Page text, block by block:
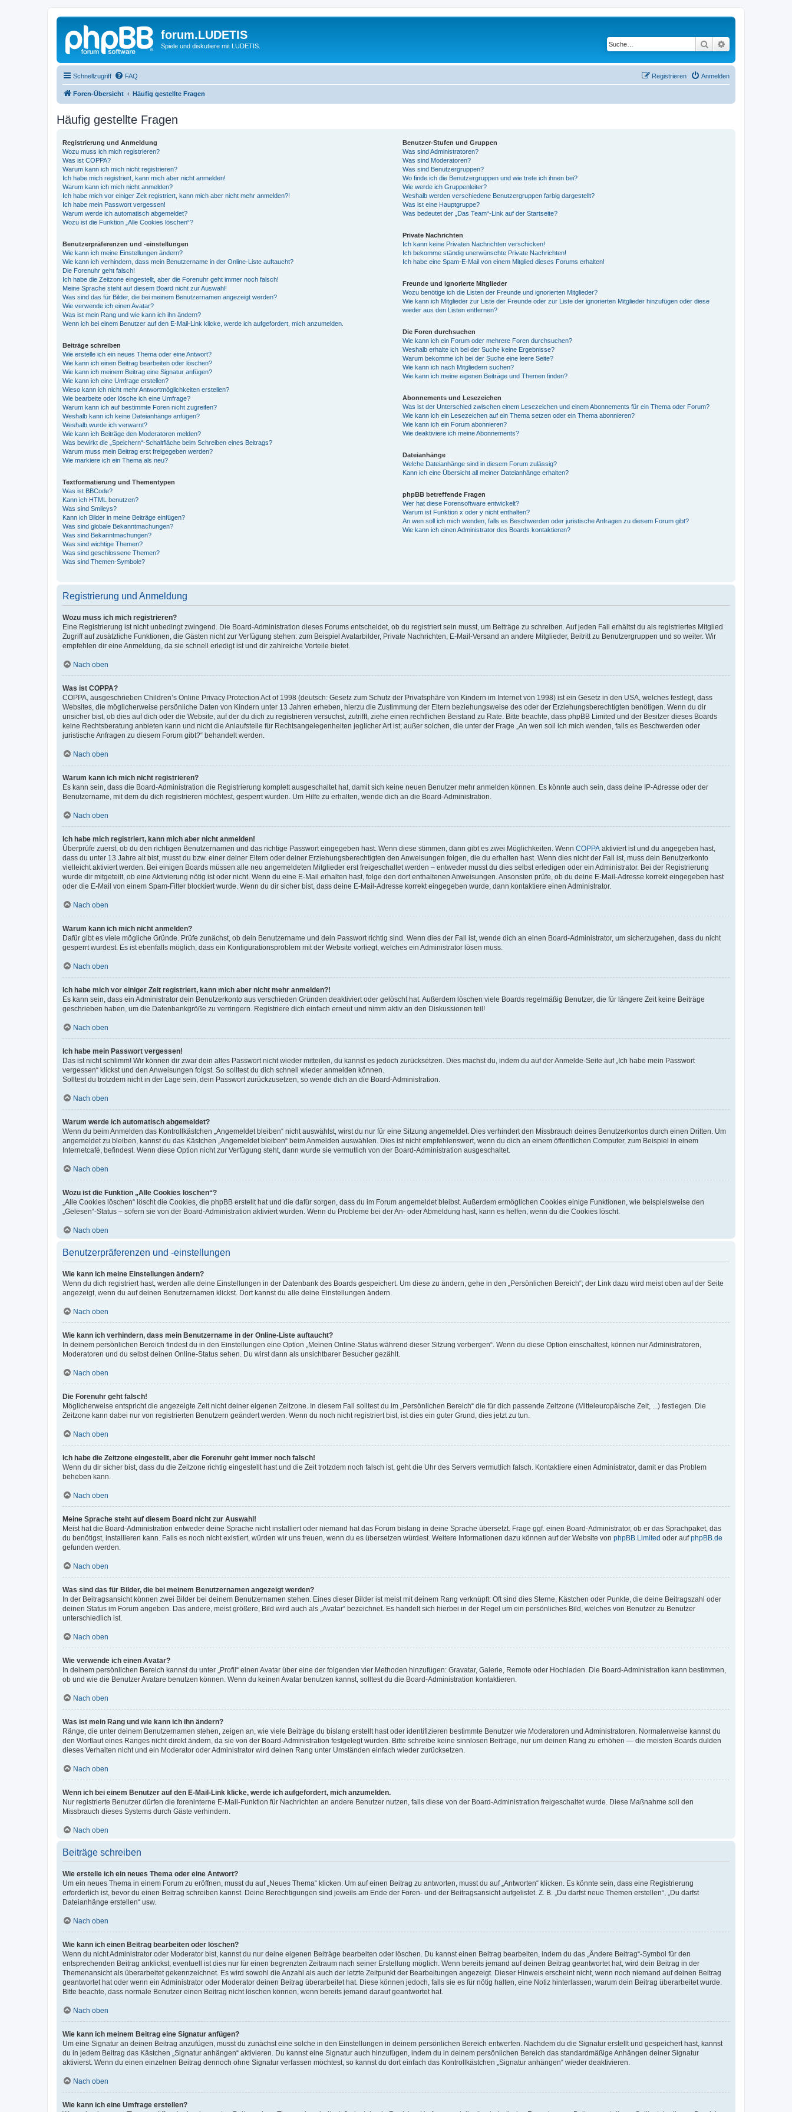
forum.LUDETIS
Spiele und diskutiere mit LUDETIS. Suche
Schnellzugriff FAQ Anmelden
Registrieren
Foren-Übersicht Häufig gestellte Fragen
Häufig gestellte Fragen
Registrierung und Anmeldung
Wozu muss ich mich registrieren?
Was ist COPPA?
Warum kann ich mich nicht registrieren?
Ich habe mich registriert, kann mich aber nicht anmelden!
Warum kann ich mich nicht anmelden?
Ich habe mich vor einiger Zeit registriert, kann mich aber nicht mehr anmelden?!
Ich habe mein Passwort vergessen!
Warum werde ich automatisch abgemeldet?
Wozu ist die Funktion „Alle Cookies löschen“?
Benutzerpräferenzen und -einstellungen
Wie kann ich meine Einstellungen ändern?
Wie kann ich verhindern, dass mein Benutzername in der Online-Liste auftaucht?
Die Forenuhr geht falsch!
Ich habe die Zeitzone eingestellt, aber die Forenuhr geht immer noch falsch!
Meine Sprache steht auf diesem Board nicht zur Auswahl!
Was sind das für Bilder, die bei meinem Benutzernamen angezeigt werden?
Wie verwende ich einen Avatar?
Was ist mein Rang und wie kann ich ihn ändern?
Wenn ich bei einem Benutzer auf den E-Mail-Link klicke, werde ich aufgefordert, mich anzumelden.
Beiträge schreiben
Wie erstelle ich ein neues Thema oder eine Antwort?
Wie kann ich einen Beitrag bearbeiten oder löschen?
Wie kann ich meinem Beitrag eine Signatur anfügen?
Wie kann ich eine Umfrage erstellen?
Wieso kann ich nicht mehr Antwortmöglichkeiten erstellen?
Wie bearbeite oder lösche ich eine Umfrage?
Warum kann ich auf bestimmte Foren nicht zugreifen?
Weshalb kann ich keine Dateianhänge anfügen?
Weshalb wurde ich verwarnt?
Wie kann ich Beiträge den Moderatoren melden?
Was bewirkt die „Speichern“-Schaltfläche beim Schreiben eines Beitrags?
Warum muss mein Beitrag erst freigegeben werden?
Wie markiere ich ein Thema als neu?
Textformatierung und Thementypen
Was ist BBCode?
Kann ich HTML benutzen?
Was sind Smileys?
Kann ich Bilder in meine Beiträge einfügen?
Was sind globale Bekanntmachungen?
Was sind Bekanntmachungen?
Was sind wichtige Themen?
Was sind geschlossene Themen?
Was sind Themen-Symbole?
Benutzer-Stufen und Gruppen
Was sind Administratoren?
Was sind Moderatoren?
Was sind Benutzergruppen?
Wo finde ich die Benutzergruppen und wie trete ich ihnen bei?
Wie werde ich Gruppenleiter?
Weshalb werden verschiedene Benutzergruppen farbig dargestellt?
Was ist eine Hauptgruppe?
Was bedeutet der „Das Team“-Link auf der Startseite?
Private Nachrichten
Ich kann keine Privaten Nachrichten verschicken!
Ich bekomme ständig unerwünschte Private Nachrichten!
Ich habe eine Spam-E-Mail von einem Mitglied dieses Forums erhalten!
Freunde und ignorierte Mitglieder
Wozu benötige ich die Listen der Freunde und ignorierten Mitglieder?
Wie kann ich Mitglieder zur Liste der Freunde oder zur Liste der ignorierten Mitglieder hinzufügen oder diese
wieder aus den Listen entfernen?
Die Foren durchsuchen
Wie kann ich ein Forum oder mehrere Foren durchsuchen?
Weshalb erhalte ich bei der Suche keine Ergebnisse?
Warum bekomme ich bei der Suche eine leere Seite?
Wie kann ich nach Mitgliedern suchen?
Wie kann ich meine eigenen Beiträge und Themen finden?
Abonnements und Lesezeichen
Was ist der Unterschied zwischen einem Lesezeichen und einem Abonnements für ein Thema oder Forum?
Wie kann ich ein Lesezeichen auf ein Thema setzen oder ein Thema abonnieren?
Wie kann ich ein Forum abonnieren?
Wie deaktiviere ich meine Abonnements?
Dateianhänge
Welche Dateianhänge sind in diesem Forum zulässig?
Kann ich eine Übersicht all meiner Dateianhänge erhalten?
phpBB betreffende Fragen
Wer hat diese Forensoftware entwickelt?
Warum ist Funktion x oder y nicht enthalten?
An wen soll ich mich wenden, falls es Beschwerden oder juristische Anfragen zu diesem Forum gibt?
Wie kann ich einen Administrator des Boards kontaktieren?
Registrierung und Anmeldung
Wozu muss ich mich registrieren?
Eine Registrierung ist nicht unbedingt zwingend. Die Board-Administration dieses Forums entscheidet, ob du registriert sein musst, um Beiträge zu schreiben. Auf jeden Fall erhältst du als registriertes Mitglied
Zugriff auf zusätzliche Funktionen, die Gästen nicht zur Verfügung stehen: zum Beispiel Avatarbilder, Private Nachrichten, E-Mail-Versand an andere Mitglieder, Beitritt zu Benutzergruppen und so weiter. Wir
empfehlen dir eine Anmeldung, da sie schnell erledigt ist und dir zahlreiche Vorteile bietet.
Nach oben
Was ist COPPA?
COPPA, ausgeschrieben Children’s Online Privacy Protection Act of 1998 (deutsch: Gesetz zum Schutz der Privatsphäre von Kindern im Internet von 1998) ist ein Gesetz in den USA, welches festlegt, dass
Websites, die möglicherweise persönliche Daten von Kindern unter 13 Jahren erheben, hierzu die Zustimmung der Eltern beziehungsweise des oder der Erziehungsberechtigten benötigen. Wenn du dir
unsicher bist, ob dies auf dich oder die Website, auf der du dich zu registrieren versuchst, zutrifft, ziehe einen rechtlichen Beistand zu Rate. Bitte beachte, dass phpBB Limited und der Besitzer dieses Boards
keine Rechtsberatung anbieten kann und nicht die Anlaufstelle für Rechtsangelegenheiten jeglicher Art ist; außer solchen, die unter der Frage „An wen soll ich mich wenden, falls es Beschwerden oder
juristische Anfragen zu diesem Forum gibt?“ behandelt werden.
Nach oben
Warum kann ich mich nicht registrieren?
Es kann sein, dass die Board-Administration die Registrierung komplett ausgeschaltet hat, damit sich keine neuen Benutzer mehr anmelden können. Es könnte auch sein, dass deine IP-Adresse oder der
Benutzername, mit dem du dich registrieren möchtest, gesperrt wurden. Um Hilfe zu erhalten, wende dich an die Board-Administration.
Nach oben
Ich habe mich registriert, kann mich aber nicht anmelden!
Überprüfe zuerst, ob du den richtigen Benutzernamen und das richtige Passwort eingegeben hast. Wenn diese stimmen, dann gibt es zwei Möglichkeiten. Wenn COPPA aktiviert ist und du angegeben hast,
dass du unter 13 Jahre alt bist, musst du bzw. einer deiner Eltern oder deiner Erziehungsberechtigten den Anweisungen folgen, die du erhalten hast. Wenn dies nicht der Fall ist, muss dein Benutzerkonto
vielleicht aktiviert werden. Bei einigen Boards müssen alle neu angemeldeten Mitglieder erst freigeschaltet werden – entweder musst du dies selbst erledigen oder ein Administrator. Bei der Registrierung
wurde dir mitgeteilt, ob eine Aktivierung nötig ist oder nicht. Wenn du eine E-Mail erhalten hast, folge den dort enthaltenen Anweisungen. Ansonsten prüfe, ob du deine E-Mail-Adresse korrekt eingegeben hast
oder die E-Mail von einem Spam-Filter blockiert wurde. Wenn du dir sicher bist, dass deine E-Mail-Adresse korrekt eingegeben wurde, dann kontaktiere einen Administrator.
Nach oben
Warum kann ich mich nicht anmelden?
Dafür gibt es viele mögliche Gründe. Prüfe zunächst, ob dein Benutzername und dein Passwort richtig sind. Wenn dies der Fall ist, wende dich an einen Board-Administrator, um sicherzugehen, dass du nicht
gesperrt wurdest. Es ist ebenfalls möglich, dass ein Konfigurationsproblem mit der Website vorliegt, welches ein Administrator lösen muss.
Nach oben
Ich habe mich vor einiger Zeit registriert, kann mich aber nicht mehr anmelden?!
Es kann sein, dass ein Administrator dein Benutzerkonto aus verschieden Gründen deaktiviert oder gelöscht hat. Außerdem löschen viele Boards regelmäßig Benutzer, die für längere Zeit keine Beiträge
geschrieben haben, um die Datenbankgröße zu verringern. Registriere dich einfach erneut und nimm aktiv an den Diskussionen teil!
Nach oben
Ich habe mein Passwort vergessen!
Das ist nicht schlimm! Wir können dir zwar dein altes Passwort nicht wieder mitteilen, du kannst es jedoch zurücksetzen. Dies machst du, indem du auf der Anmelde-Seite auf „Ich habe mein Passwort
vergessen“ klickst und den Anweisungen folgst. So solltest du dich schnell wieder anmelden können.
Solltest du trotzdem nicht in der Lage sein, dein Passwort zurückzusetzen, so wende dich an die Board-Administration.
Nach oben
Warum werde ich automatisch abgemeldet?
Wenn du beim Anmelden das Kontrollkästchen „Angemeldet bleiben“ nicht auswählst, wirst du nur für eine Sitzung angemeldet. Dies verhindert den Missbrauch deines Benutzerkontos durch einen Dritten. Um
angemeldet zu bleiben, kannst du das Kästchen „Angemeldet bleiben“ beim Anmelden auswählen. Dies ist nicht empfehlenswert, wenn du dich an einem öffentlichen Computer, zum Beispiel in einem
Internetcafé, befindest. Wenn diese Option nicht zur Verfügung steht, dann wurde sie vermutlich von der Board-Administration ausgeschaltet.
Nach oben
Wozu ist die Funktion „Alle Cookies löschen“?
„Alle Cookies löschen“ löscht die Cookies, die phpBB erstellt hat und die dafür sorgen, dass du im Forum angemeldet bleibst. Außerdem ermöglichen Cookies einige Funktionen, wie beispielsweise den
„Gelesen“-Status – sofern sie von der Board-Administration aktiviert wurden. Wenn du Probleme bei der An- oder Abmeldung hast, kann es helfen, wenn du die Cookies löscht.
Nach oben
Benutzerpräferenzen und -einstellungen
Wie kann ich meine Einstellungen ändern?
Wenn du dich registriert hast, werden alle deine Einstellungen in der Datenbank des Boards gespeichert. Um diese zu ändern, gehe in den „Persönlichen Bereich“; der Link dazu wird meist oben auf der Seite
angezeigt, wenn du auf deinen Benutzernamen klickst. Dort kannst du alle deine Einstellungen ändern.
Nach oben
Wie kann ich verhindern, dass mein Benutzername in der Online-Liste auftaucht?
In deinem persönlichen Bereich findest du in den Einstellungen eine Option „Meinen Online-Status während dieser Sitzung verbergen“. Wenn du diese Option einschaltest, können nur Administratoren,
Moderatoren und du selbst deinen Online-Status sehen. Du wirst dann als unsichtbarer Besucher gezählt.
Nach oben
Die Forenuhr geht falsch!
Möglicherweise entspricht die angezeigte Zeit nicht deiner eigenen Zeitzone. In diesem Fall solltest du im „Persönlichen Bereich“ die für dich passende Zeitzone (Mitteleuropäische Zeit, ...) festlegen. Die
Zeitzone kann dabei nur von registrierten Benutzern geändert werden. Wenn du noch nicht registriert bist, ist dies ein guter Grund, dies jetzt zu tun.
Nach oben
Ich habe die Zeitzone eingestellt, aber die Forenuhr geht immer noch falsch!
Wenn du dir sicher bist, dass du die Zeitzone richtig eingestellt hast und die Zeit trotzdem noch falsch ist, geht die Uhr des Servers vermutlich falsch. Kontaktiere einen Administrator, damit er das Problem
beheben kann.
Nach oben
Meine Sprache steht auf diesem Board nicht zur Auswahl!
Meist hat die Board-Administration entweder deine Sprache nicht installiert oder niemand hat das Forum bislang in deine Sprache übersetzt. Frage ggf. einen Board-Administrator, ob er das Sprachpaket, das
du benötigst, installieren kann. Falls es noch nicht existiert, würden wir uns freuen, wenn du es übersetzen würdest. Weitere Informationen dazu können auf der Website von phpBB Limited oder aufphpBB.de
gefunden werden.
Nach oben
Was sind das für Bilder, die bei meinem Benutzernamen angezeigt werden?
In der Beitragsansicht können zwei Bilder bei deinem Benutzernamen stehen. Eines dieser Bilder ist meist mit deinem Rang verknüpft: Oft sind dies Sterne, Kästchen oder Punkte, die deine Beitragszahl oder
deinen Status im Forum angeben. Das andere, meist größere, Bild wird auch als „Avatar“ bezeichnet. Es handelt sich hierbei in der Regel um ein persönliches Bild, welches von Benutzer zu Benutzer
unterschiedlich ist.
Nach oben
Wie verwende ich einen Avatar?
In deinem persönlichen Bereich kannst du unter „Profil“ einen Avatar über eine der folgenden vier Methoden hinzufügen: Gravatar, Galerie, Remote oder Hochladen. Die Board-Administration kann bestimmen,
ob und wie die Benutzer Avatare benutzen können. Wenn du keinen Avatar benutzen kannst, solltest du die Board-Administration kontaktieren.
Nach oben
Was ist mein Rang und wie kann ich ihn ändern?
Ränge, die unter deinem Benutzernamen stehen, zeigen an, wie viele Beiträge du bislang erstellt hast oder identifizieren bestimmte Benutzer wie Moderatoren und Administratoren. Normalerweise kannst du
den Wortlaut eines Ranges nicht direkt ändern, da sie von der Board-Administration festgelegt wurden. Bitte schreibe keine sinnlosen Beiträge, nur um deinen Rang zu erhöhen — die meisten Boards dulden
dieses Verhalten nicht und ein Moderator oder Administrator wird deinen Rang unter Umständen einfach wieder zurücksetzen.
Nach oben
Wenn ich bei einem Benutzer auf den E-Mail-Link klicke, werde ich aufgefordert, mich anzumelden.
Nur registrierte Benutzer dürfen die foreninterne E-Mail-Funktion für Nachrichten an andere Benutzer nutzen, falls diese von der Board-Administration freigeschaltet wurde. Diese Maßnahme soll den
Missbrauch dieses Systems durch Gäste verhindern.
Nach oben
Beiträge schreiben
Wie erstelle ich ein neues Thema oder eine Antwort?
Um ein neues Thema in einem Forum zu eröffnen, musst du auf „Neues Thema“ klicken. Um auf einen Beitrag zu antworten, musst du auf „Antworten“ klicken. Es könnte sein, dass eine Registrierung
erforderlich ist, bevor du einen Beitrag schreiben kannst. Deine Berechtigungen sind jeweils am Ende der Foren- und der Beitragsansicht aufgelistet. Z. B. „Du darfst neue Themen erstellen“, „Du darfst
Dateianhänge erstellen“ usw.
Nach oben
Wie kann ich einen Beitrag bearbeiten oder löschen?
Wenn du nicht Administrator oder Moderator bist, kannst du nur deine eigenen Beiträge bearbeiten oder löschen. Du kannst einen Beitrag bearbeiten, indem du das „Ändere Beitrag“-Symbol für den
entsprechenden Beitrag anklickst; eventuell ist dies nur für einen begrenzten Zeitraum nach seiner Erstellung möglich. Wenn bereits jemand auf deinen Beitrag geantwortet hat, wird dein Beitrag in der
Themenansicht als überarbeitet gekennzeichnet. Es wird sowohl die Anzahl als auch der letzte Zeitpunkt der Bearbeitungen angezeigt. Dieser Hinweis erscheint nicht, wenn noch niemand auf deinen Beitrag
geantwortet hat oder wenn ein Administrator oder Moderator deinen Beitrag überarbeitet hat. Diese können jedoch, falls sie es für nötig halten, eine Notiz hinterlassen, warum dein Beitrag überarbeitet wurde.
Bitte beachte, dass normale Benutzer einen Beitrag nicht löschen können, wenn bereits jemand darauf geantwortet hat.
Nach oben
Wie kann ich meinem Beitrag eine Signatur anfügen?
Um eine Signatur an deinen Beitrag anzufügen, musst du zunächst eine solche in den Einstellungen in deinem persönlichen Bereich entwerfen. Nachdem du die Signatur erstellt und gespeichert hast, kannst
du in jedem Beitrag das Kästchen „Signatur anhängen“ aktivieren. Du kannst eine Signatur auch hinzufügen, indem du in deinem persönlichen Bereich das standardmäßige Anhängen deiner Signatur
aktivierst. Wenn du einen einzelnen Beitrag dennoch ohne Signatur verfassen möchtest, so kannst du dort einfach das Kontrollkästchen „Signatur anhängen“ wieder deaktivieren.
Nach oben
Wie kann ich eine Umfrage erstellen?